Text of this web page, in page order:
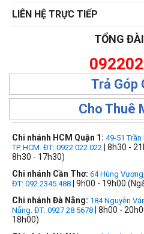
LIÊN HỆ TRỰC TIẾP
TỔNG
Trả Góp
Cho Thuê
Chi nhánh HCM Quận 1: 49-51
TP. HCM. ĐT: 0922 022 022 | 8h30 -
8h30 - 17h30)
Chi nhánh Cần Thơ: 64 Hùng
ĐT: 092.2345.488 | 9h00 - 19h00
Chi nhánh Đà Nẵng: 184 Nguyễn
Nẵng. ĐT: 0927 28 5678 | 8h00 -
18h00)